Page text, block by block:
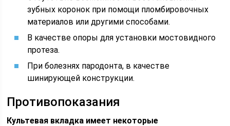
зубных коронок при помощи пломбировочных
материалов или другими способами.
В качестве опоры для установки мостовидного
протеза.
При болезнях пародонта, в качестве
шинирующей конструкции.
Противопоказания
Культевая вкладка имеет некоторые